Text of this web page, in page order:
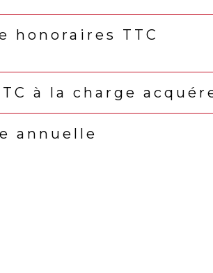
honoraires TTC
à la charge
annuelle